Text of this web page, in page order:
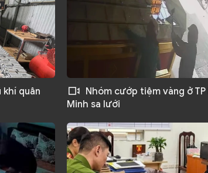
khí quân
Nhóm cướp tiệm vàng ở TP
Minh sa lưới